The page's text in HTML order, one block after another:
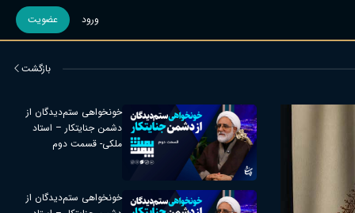
ورود عضویت
بازگشت
خونخواهی ستم‌دیدگان از
دشمن جنایتکار – استاد
ملکی- قسمت دوم
خونخواهی ستم‌دیدگان از